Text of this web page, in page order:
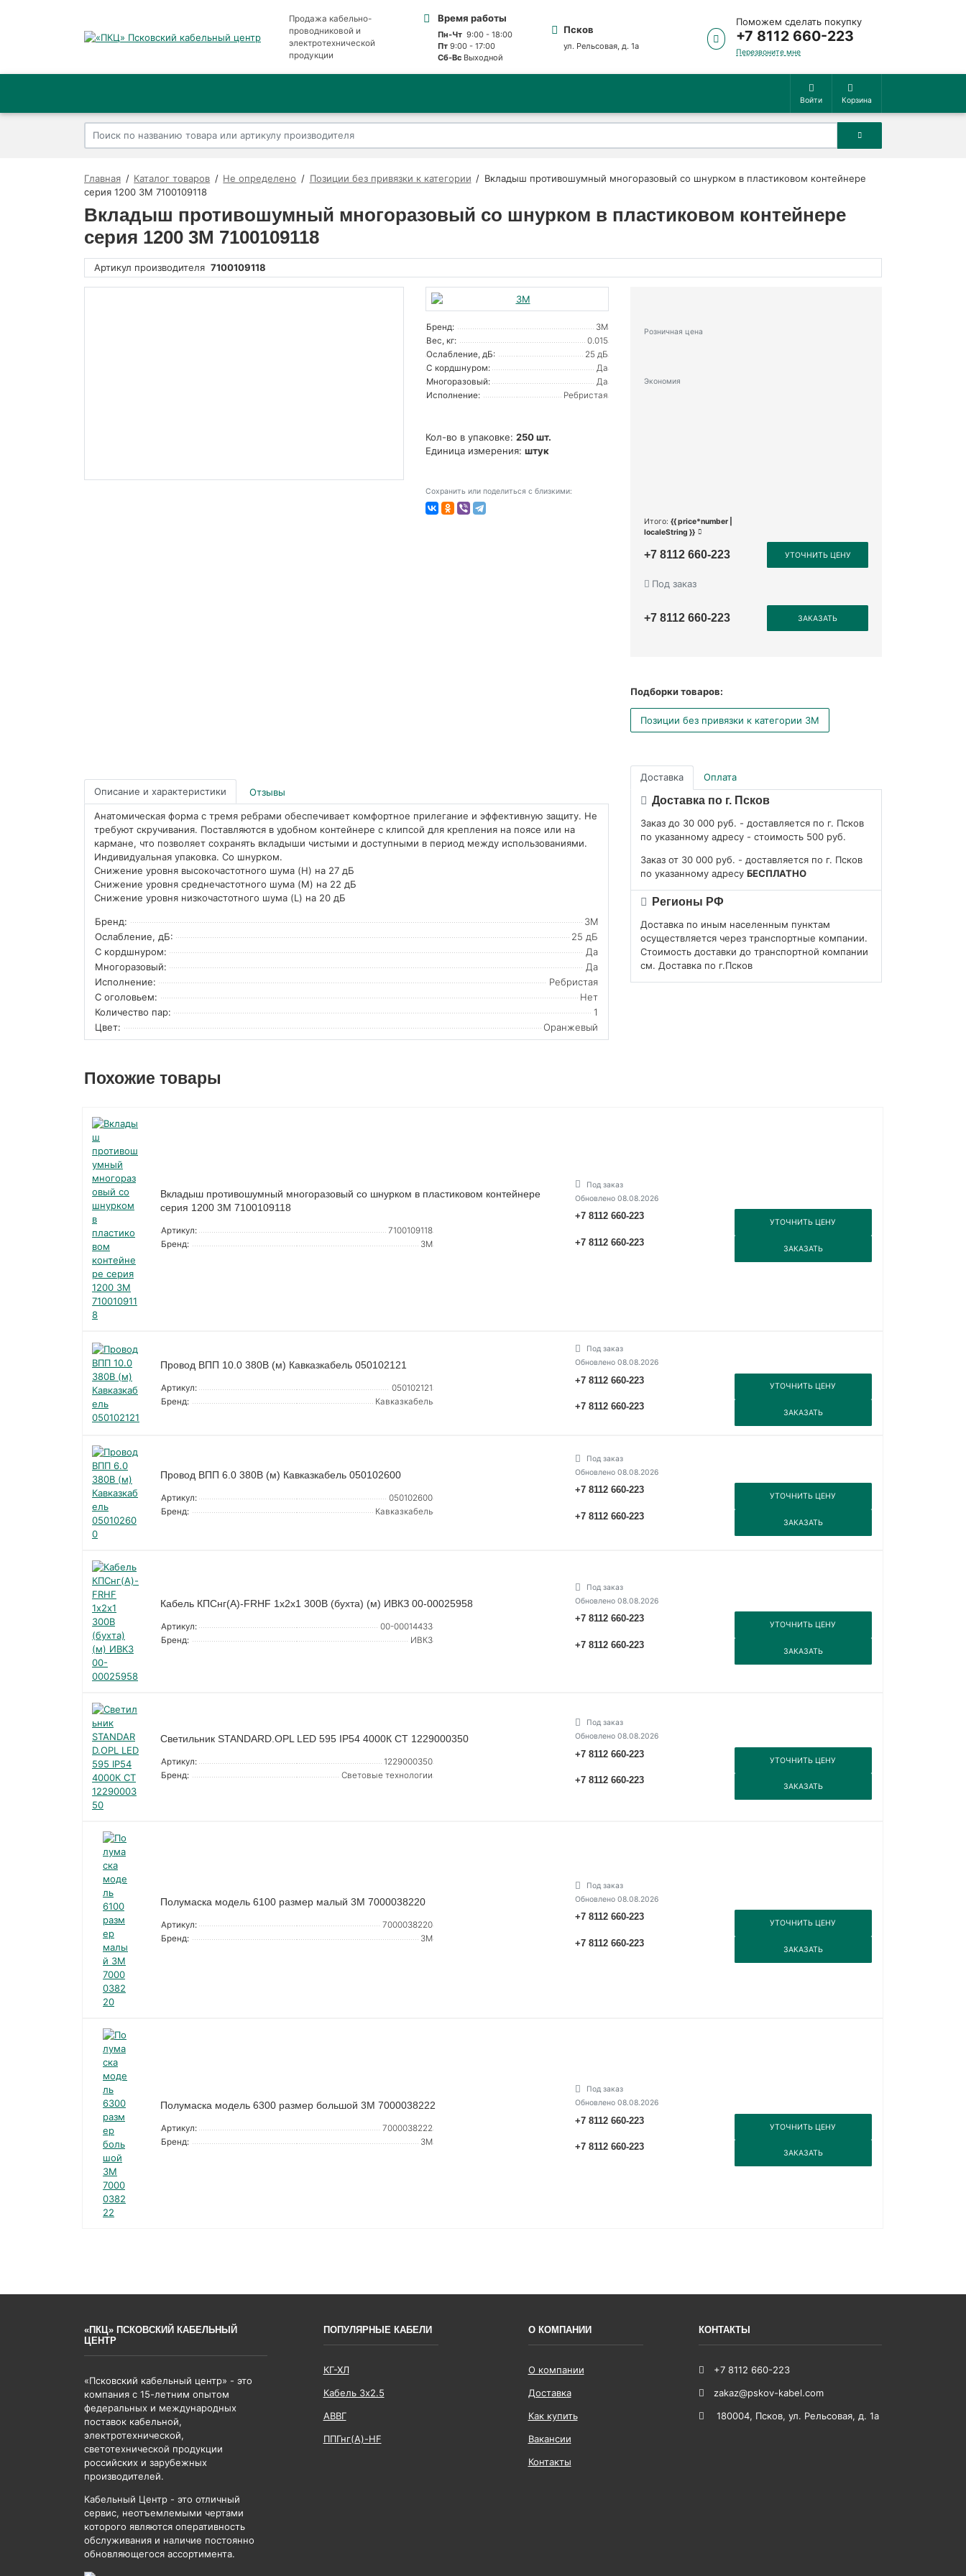
Продажа кабельно-
проводниковой и
электротехнической
продукции
Время работы
Пн-Чт9:00 - 18:00
Пт9:00 - 17:00
Сб-ВсВыходной
Псков
ул. Рельсовая, д. 1а
Поможем сделать покупку
+7 8112 660-223
Перезвоните мне
Войти Корзина
Главная Каталог товаров Не определено Позиции без привязки к категории
Вкладыш противошумный многоразовый со шнурком в пластиковом контейнере
серия 1200 3М 7100109118
Вкладыш противошумный многоразовый со шнурком в пластиковом контейнере
серия 1200 3М 7100109118
Артикул производителя 7100109118
Бренд:
3М
Вес, кг:
0.015
Ослабление, дБ:
25 дБ
С кордшнуром:
Да
Многоразовый:
Да
Исполнение:
Ребристая
Кол-во в упаковке: 250 шт.
Единица измерения: штук
Сохранить или поделиться с близкими:
Розничная цена
Экономия
Итого: {{ price*number |
localeString }}
+7 8112 660-223 УТОЧНИТЬ ЦЕНУ
Под заказ
+7 8112 660-223 ЗАКАЗАТЬ
Подборки товаров:
Позиции без привязки к категории 3М
Доставка Оплата
Доставка по г. Псков
Заказ до 30 000 руб. - доставляется по г. Псков
по указанному адресу - стоимость 500 руб.
Заказ от 30 000 руб. - доставляется по г. Псков
по указанному адресу БЕСПЛАТНО
Регионы РФ
Доставка по иным населенным пунктам
осуществляется через транспортные компании.
Стоимость доставки до транспортной компании
см. Доставка по г.Псков
Описание и характеристики Отзывы
Анатомическая форма с тремя ребрами обеспечивает комфортное прилегание и эффективную защиту. Не
требуют скручивания. Поставляются в удобном контейнере с клипсой для крепления на поясе или на
кармане, что позволяет сохранять вкладыши чистыми и доступными в период между использованиями.
Индивидуальная упаковка. Со шнурком.
Снижение уровня высокочастотного шума (H) на 27 дБ
Снижение уровня среднечастотного шума (M) на 22 дБ
Снижение уровня низкочастотного шума (L) на 20 дБ
Бренд:
3М
Ослабление, дБ:
25 дБ
С кордшнуром:
Да
Многоразовый:
Да
Исполнение:
Ребристая
С оголовьем:
Нет
Количество пар:
1
Цвет:
Оранжевый
Похожие товары
Вкладыш противошумный многоразовый со шнурком в пластиковом контейнере
серия 1200 3М 7100109118
Артикул:
7100109118
Бренд:
3М
Под заказ
Обновлено 08.08.2026
+7 8112 660-223
УТОЧНИТЬ ЦЕНУ
+7 8112 660-223
ЗАКАЗАТЬ
Провод ВПП 10.0 380В (м) Кавказкабель 050102121
Артикул:
050102121
Бренд:
Кавказкабель
Под заказ
Обновлено 08.08.2026
+7 8112 660-223
УТОЧНИТЬ ЦЕНУ
+7 8112 660-223
ЗАКАЗАТЬ
Провод ВПП 6.0 380В (м) Кавказкабель 050102600
Артикул:
050102600
Бренд:
Кавказкабель
Под заказ
Обновлено 08.08.2026
+7 8112 660-223
УТОЧНИТЬ ЦЕНУ
+7 8112 660-223
ЗАКАЗАТЬ
Кабель КПСнг(А)-FRHF 1х2х1 300В (бухта) (м) ИВКЗ 00-00025958
Артикул:
00-00014433
Бренд:
ИВКЗ
Под заказ
Обновлено 08.08.2026
+7 8112 660-223
УТОЧНИТЬ ЦЕНУ
+7 8112 660-223
ЗАКАЗАТЬ
Светильник STANDARD.OPL LED 595 IP54 4000К СТ 1229000350
Артикул:
1229000350
Бренд:
Световые технологии
Под заказ
Обновлено 08.08.2026
+7 8112 660-223
УТОЧНИТЬ ЦЕНУ
+7 8112 660-223
ЗАКАЗАТЬ
Полумаска модель 6100 размер малый 3М 7000038220
Артикул:
7000038220
Бренд:
3М
Под заказ
Обновлено 08.08.2026
+7 8112 660-223
УТОЧНИТЬ ЦЕНУ
+7 8112 660-223
ЗАКАЗАТЬ
Полумаска модель 6300 размер большой 3М 7000038222
Артикул:
7000038222
Бренд:
3М
Под заказ
Обновлено 08.08.2026
+7 8112 660-223
УТОЧНИТЬ ЦЕНУ
+7 8112 660-223
ЗАКАЗАТЬ
«ПКЦ» ПСКОВСКИЙ КАБЕЛЬНЫЙ
ЦЕНТР
«Псковский кабельный центр» - это
компания с 15-летним опытом
федеральных и международных
поставок кабельной,
электротехнической,
светотехнической продукции
российских и зарубежных
производителей.
Кабельный Центр - это отличный
сервис, неотъемлемыми чертами
которого являются оперативность
обслуживания и наличие постоянно
обновляющегося ассортимента.
ПОПУЛЯРНЫЕ КАБЕЛИ
КГ-ХЛ
Кабель 3x2.5
АВВГ
ППГнг(А)-HF
О КОМПАНИИ
О компании
Доставка
Как купить
Вакансии
Контакты
КОНТАКТЫ
+7 8112 660-223
zakaz@pskov-kabel.com
180004, Псков, ул. Рельсовая, д. 1а